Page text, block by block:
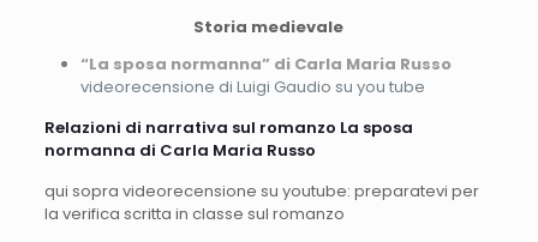
Storia medievale
“La sposa normanna” di Carla Maria Russo
videorecensione di Luigi Gaudio su you tube
Relazioni di narrativa sul romanzo La sposa
normanna di Carla Maria Russo
qui sopra videorecensione su youtube: preparatevi per
la verifica scritta in classe sul romanzo